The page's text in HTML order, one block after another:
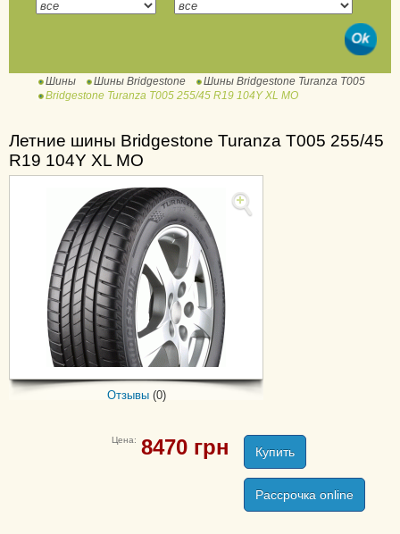
Blizzak LM-001
Blizzak LM-500
Blizzak LM005
Blizzak VRX
Blizzak W810
Blizzak W995
DriveGuard Winter
Ice Cruiser 7000S
Alenza 001
Dueler H/L D400
Duravis R611
Duravis R660 Eco
Шины Шины Bridgestone
Шины Bridgestone Turanza T005
Bridgestone Turanza T005 255/45 R19 104Y XL MO
Летние шины Bridgestone Turanza T005 255/45
R19 104Y XL MO
Отзывы (0)
Цена: 8470 грн Купить
Рассрочка online